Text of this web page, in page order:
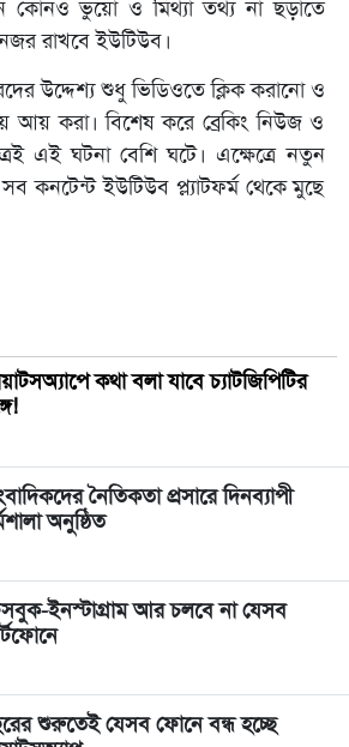
কোনও ভুয়ো ও মিথ্যা তথ্য না ছড়াতে
রাখবে ইউটিউব।
উদ্দেশ্য শুধু ভিডিওতে ক্লিক করানো ও
আয় করা। বিশেষ করে ব্রেকিং নিউজ ও
এই ঘটনা বেশি ঘটে। এক্ষেত্রে নতুন
কনটেন্ট ইউটিউব প্ল্যাটফর্ম থেকে মুছে
কথা বলা যাবে চ্যাটজিপিটির
নৈতিকতা প্রসারে দিনব্যাপী
অনুষ্ঠিত
ইনস্টাগ্রাম আর চলবে না যেসব
শুরুতেই যেসব ফোনে বন্ধ হচ্ছে